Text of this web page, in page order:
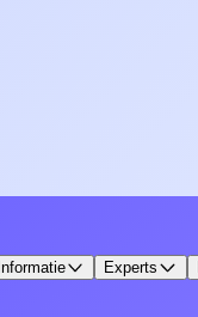
Informatie Experts